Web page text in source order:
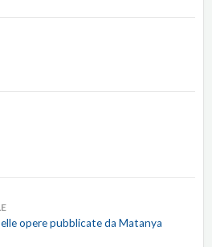
opere pubblicate da Matanya